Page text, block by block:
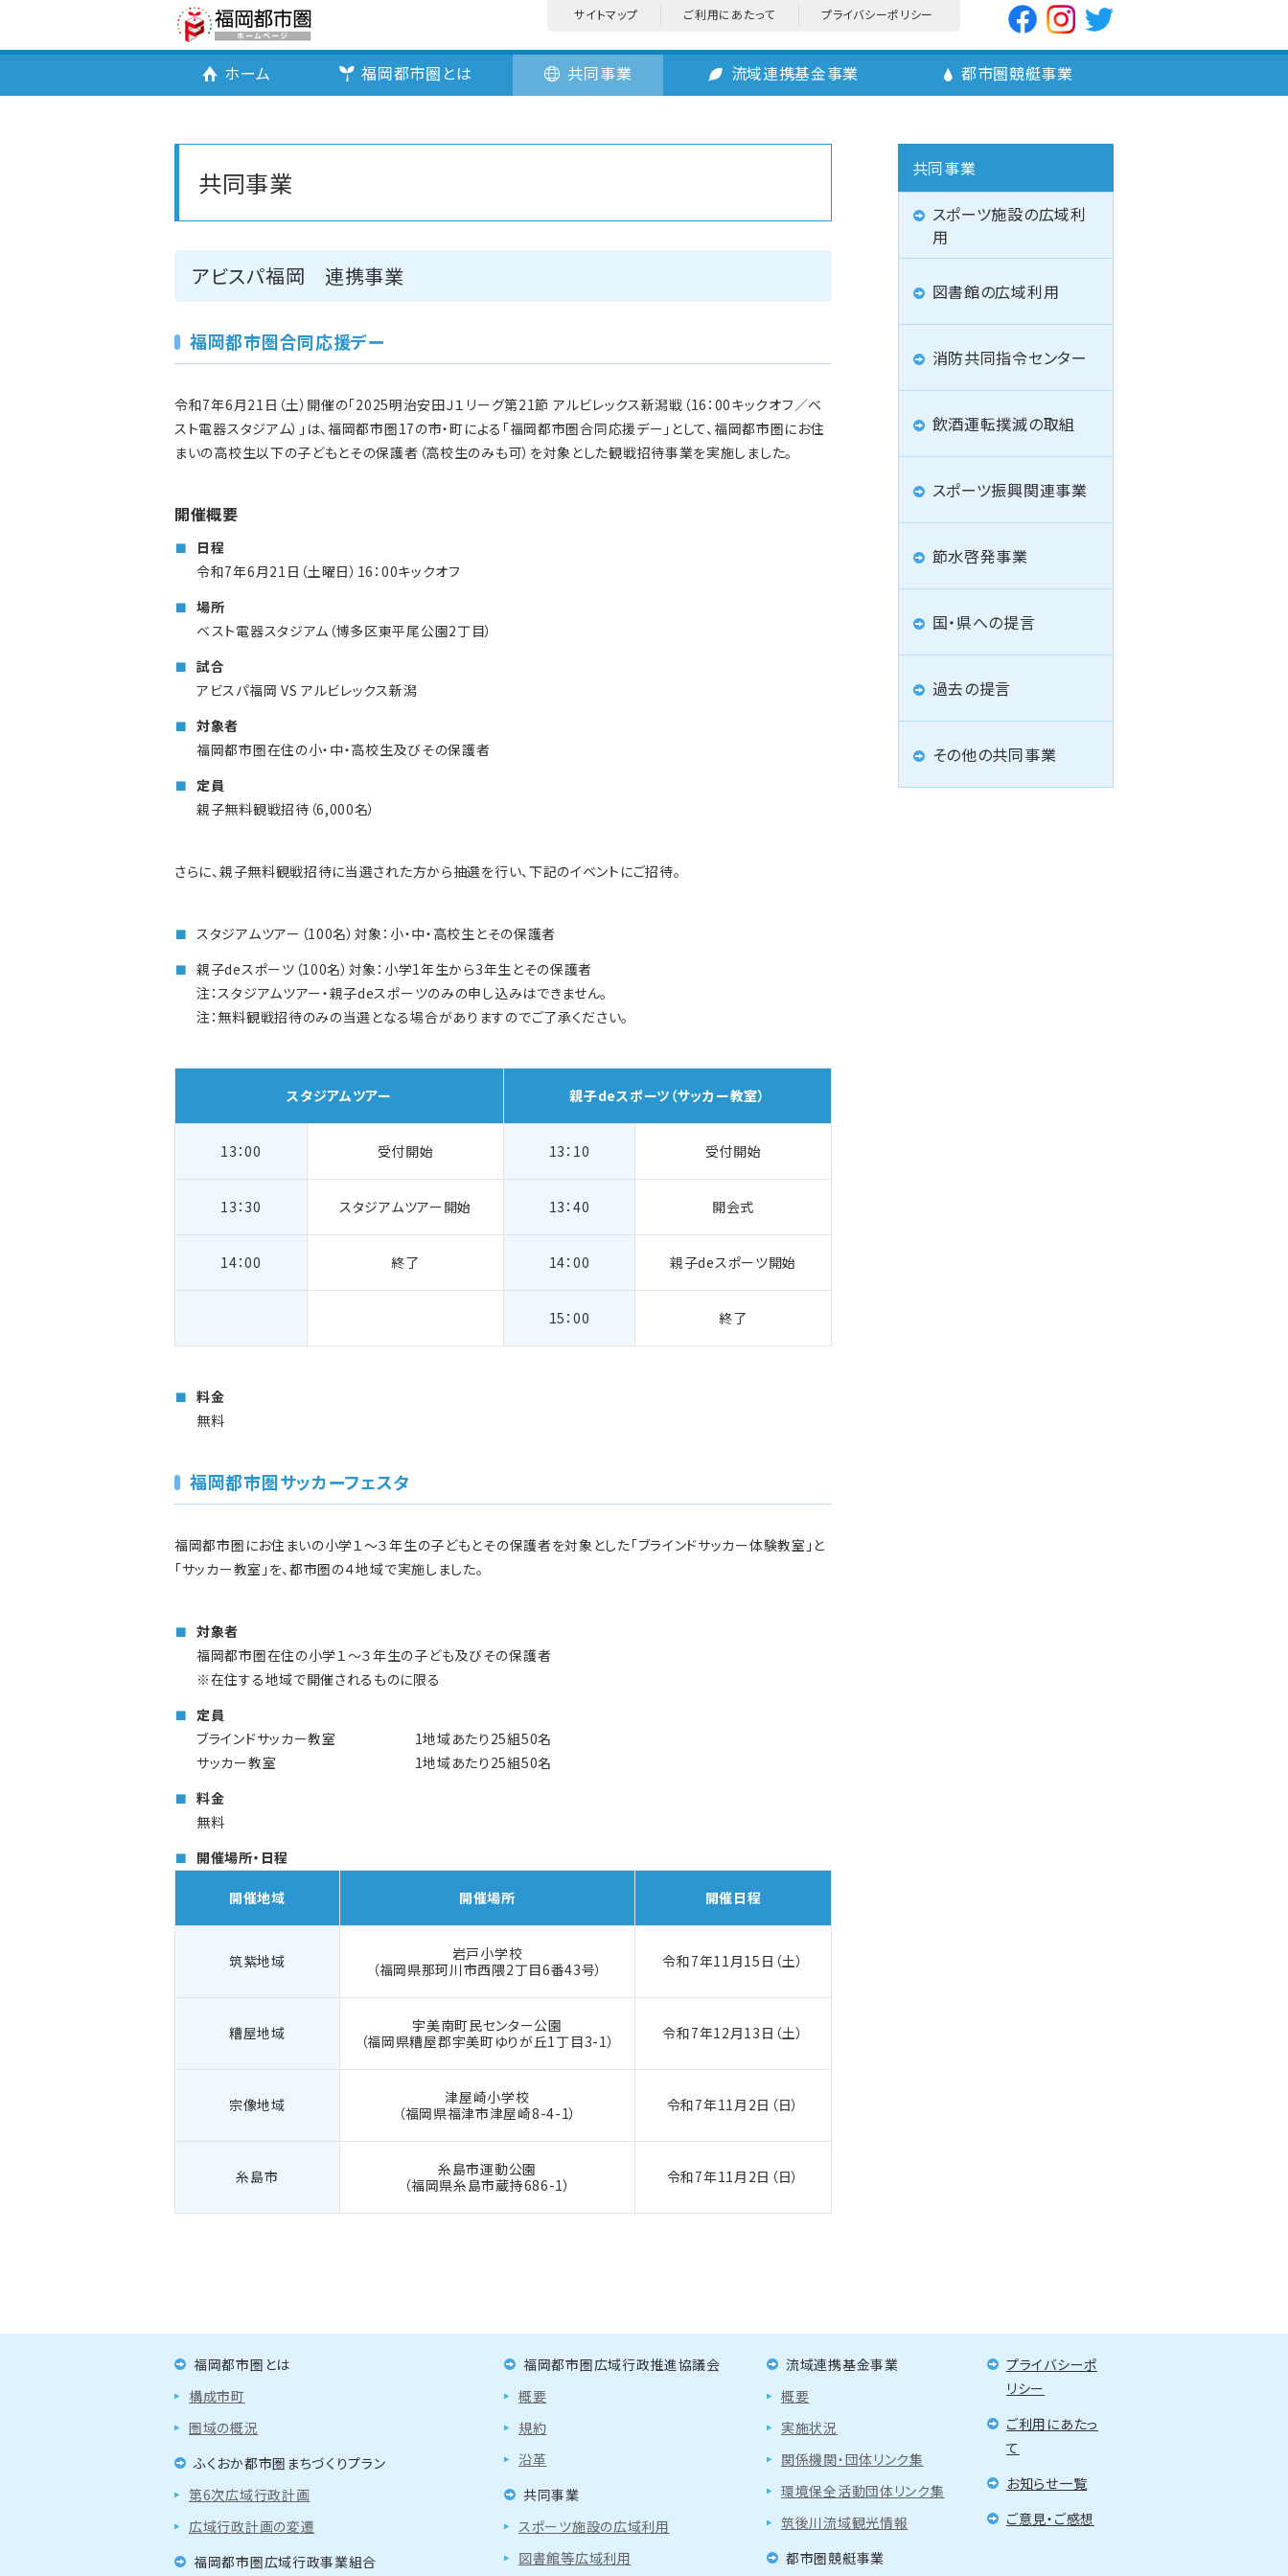
サイトマップ ご利用にあたって プライバシーポリシー
ホーム 福岡都市圏とは 共同事業 流域連携基金事業 都市圏競艇事業
共同事業
アビスパ福岡 連携事業
福岡都市圏合同応援デー
令和7年6月21日（土）開催の「2025明治安田Ｊ１リーグ第21節 アルビレックス新潟戦（16：00キックオフ／ベ
スト電器スタジアム）」は、福岡都市圏17の市・町による「福岡都市圏合同応援デー」として、福岡都市圏にお住
まいの高校生以下の子どもとその保護者（高校生のみも可）を対象とした観戦招待事業を実施しました。
開催概要
日程
令和7年6月21日（土曜日）16：00キックオフ
場所
ベスト電器スタジアム（博多区東平尾公園2丁目）
試合
アビスパ福岡 VS アルビレックス新潟
対象者
福岡都市圏在住の小・中・高校生及びその保護者
定員
親子無料観戦招待（6,000名）
さらに、親子無料観戦招待に当選された方から抽選を行い、下記のイベントにご招待。
スタジアムツアー（100名）対象：小・中・高校生とその保護者
親子deスポーツ（100名）対象：小学1年生から3年生とその保護者
注：スタジアムツアー・親子deスポーツのみの申し込みはできません。
注：無料観戦招待のみの当選となる場合がありますのでご了承ください。
スタジアムツアー 親子deスポーツ （サッカー教室）
13：00 受付開始 13：10 受付開始
13：30 スタジアムツアー開始 13：40 開会式
14：00 終了 14：00 親子deスポーツ開始
15：00 終了
料金
無料
福岡都市圏サッカーフェスタ
福岡都市圏にお住まいの小学１～３年生の子どもとその保護者を対象とした「ブラインドサッカー体験教室」と
「サッカー教室」を、都市圏の４地域で実施しました。
対象者
福岡都市圏在住の小学１～３年生の子ども及びその保護者
※在住する地域で開催されるものに限る
定員
ブラインドサッカー教室
サッカー教室
1地域あたり25組50名
1地域あたり25組50名
料金
無料
開催場所・日程
開催地域 開催場所 開催日程
筑紫地域
岩戸小学校
（福岡県那珂川市西隈2丁目6番43号）
令和7年11月15日（土）
糟屋地域
宇美南町民センター公園
（福岡県糟屋郡宇美町ゆりが丘1丁目3-1）
令和7年12月13日（土）
宗像地域
津屋崎小学校
（福岡県福津市津屋崎8-4-1）
令和7年11月2日（日）
糸島市
糸島市運動公園
（福岡県糸島市蔵持686-1）
令和7年11月2日（日）
共同事業
スポーツ施設の広域利
用
図書館の広域利用
消防共同指令センター
飲酒運転撲滅の取組
スポーツ振興関連事業
節水啓発事業
国・県への提言
過去の提言
その他の共同事業
福岡都市圏とは
構成市町
圏域の概況
ふくおか都市圏まちづくりプラン
第6次広域行政計画
広域行政計画の変遷
福岡都市圏広域行政事業組合
福岡都市圏広域行政推進協議会
概要
規約
沿革
共同事業
スポーツ施設の広域利用
図書館等広域利用
流域連携基金事業
概要
実施状況
関係機関・団体リンク集
環境保全活動団体リンク集
筑後川流域観光情報
都市圏競艇事業
プライバシーポ
リシー
ご利用にあたっ
て
お知らせ一覧
ご意見・ご感想